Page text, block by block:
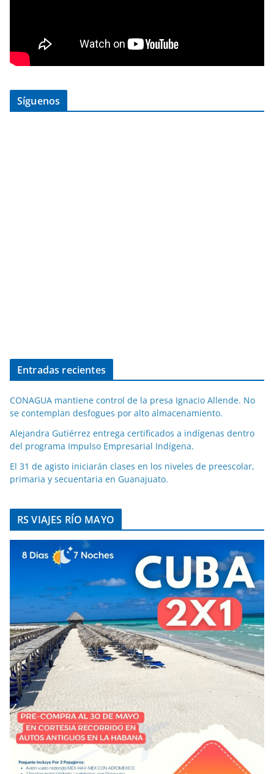
Síguenos
Entradas recientes
CONAGUA mantiene control de la presa Ignacio Allende. No
se contemplan desfogues por alto almacenamiento.
Alejandra Gutiérrez entrega certificados a indígenas dentro
del programa Impulso Empresarial Indígena.
El 31 de agisto iniciarán clases en los niveles de preescolar,
primaria y secuentaria en Guanajuato.
RS VIAJES RÍO MAYO